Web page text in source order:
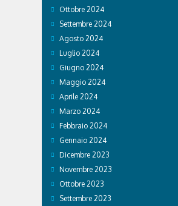
Ottobre 2024
Settembre 2024
Agosto 2024
Luglio 2024
Giugno 2024
Maggio 2024
Aprile 2024
Marzo 2024
Febbraio 2024
Gennaio 2024
Dicembre 2023
Novembre 2023
Ottobre 2023
Settembre 2023